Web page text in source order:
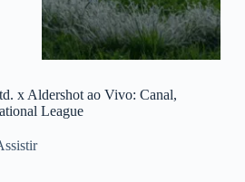
x Aldershot ao Vivo: Canal,
League